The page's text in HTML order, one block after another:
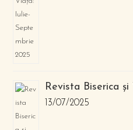
Revista Biserica
13/07/2025